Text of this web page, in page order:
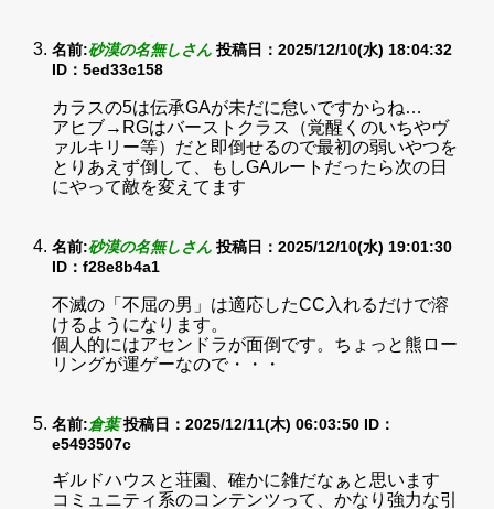
名前:砂漠の名無しさん 投稿日：2025/12/10(水) 18:04:32
ID：5ed33c158
カラスの5は伝承GAが未だに怠いですからね…
アヒブ→RGはバーストクラス（覚醒くのいちやヴ
ァルキリー等）だと即倒せるので最初の弱いやつを
とりあえず倒して、もしGAルートだったら次の日
にやって敵を変えてます
名前:砂漠の名無しさん 投稿日：2025/12/10(水) 19:01:30
ID：f28e8b4a1
不滅の「不屈の男」は適応したCC入れるだけで溶
けるようになります。
個人的にはアセンドラが面倒です。ちょっと熊ロー
リングが運ゲーなので・・・
名前:倉葉 投稿日：2025/12/11(木) 06:03:50 ID：
e5493507c
ギルドハウスと荘園、確かに雑だなぁと思います
コミュニティ系のコンテンツって、かなり強力な引